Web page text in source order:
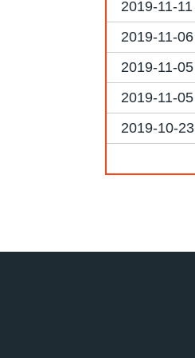
2019-11-11
2019-11-06
2019-11-05
2019-11-05
2019-10-23